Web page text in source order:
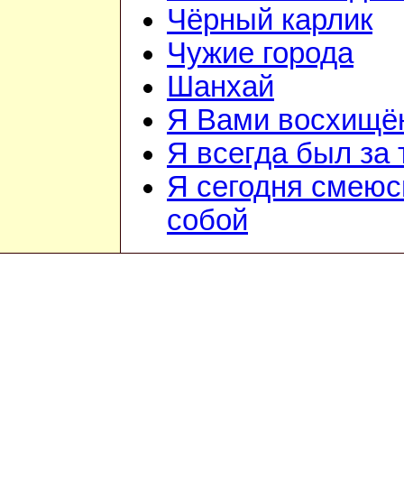
Чёрный карлик
Чужие города
Шанхай
Я Вами
Я всегда был за
Я сегодня
собой